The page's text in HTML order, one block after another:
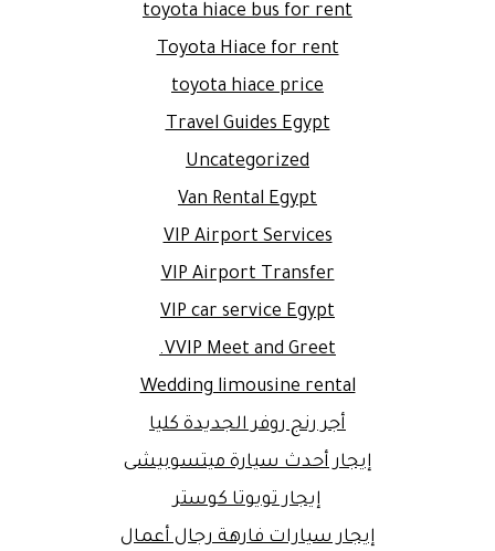
toyota hiace bus for rent
Toyota Hiace for rent
toyota hiace price
Travel Guides Egypt
Uncategorized
Van Rental Egypt
VIP Airport Services
VIP Airport Transfer
VIP car service Egypt
VVIP Meet and Greet.
Wedding limousine rental
أجر رنج روفر الجديدة كليا
إيجار أحدث سيارة ميتسوبيشى
إيجار تويوتا كوستر
إيجار سيارات فارهة رجال أعمال